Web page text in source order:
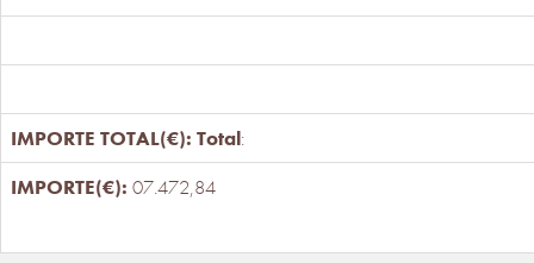
Total:
07.472,84